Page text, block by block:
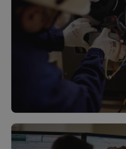
Maintenance
Lire plus